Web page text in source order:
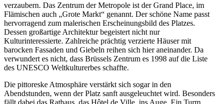
verzaubern. Das Zentrum der Metropole ist der Grand Place, im
Flämischen auch „Grote Markt“ genannt. Der schöne Name passt
hervorragend zum malerischen Erscheinungsbild des Platzes.
Dessen großartige Architektur begeistert nicht nur
Kulturinteressierte. Zahlreiche prächtig verzierte Häuser mit
barocken Fassaden und Giebeln reihen sich hier aneinander. Da
verwundert es nicht, dass Brüssels Zentrum es 1998 auf die Liste
des UNESCO Weltkulturerbes schaffte.
Die pittoreske Atmosphäre verstärkt sich sogar in den
Abendstunden, wenn der Platz sanft ausgeleuchtet wird. Besonders